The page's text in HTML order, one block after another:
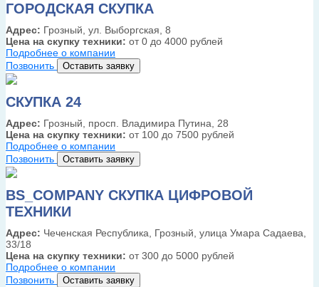
ГОРОДСКАЯ СКУПКА
Адрес: Грозный, ул. Выборгская, 8
Цена на скупку техники: от 0 до 4000 рублей
Подробнее о компании
Позвонить
Оставить заявку
СКУПКА 24
Адрес: Грозный, просп. Владимира Путина, 28
Цена на скупку техники: от 100 до 7500 рублей
Подробнее о компании
Позвонить
Оставить заявку
BS_COMPANY СКУПКА ЦИФРОВОЙ
ТЕХНИКИ
Адрес: Чеченская Республика, Грозный, улица Умара Садаева,
33/18
Цена на скупку техники: от 300 до 5000 рублей
Подробнее о компании
Позвонить
Оставить заявку